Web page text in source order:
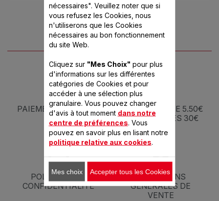
PAIEMENT SÉCURISÉ
5 J À PARTIR DE 5.50€
- OFFERTE DÈS 30€
POLITIQUE DE
CONFIDENTIALITÉ
CONDITIONS
GÉNÉRALES DE
VENTE
nécessaires". Veuillez noter que si
vous refusez les Cookies, nous
n'utiliserons que les Cookies
nécessaires au bon fonctionnement
du site Web.
Cliquez sur "Mes Choix" pour plus
d'informations sur les différentes
catégories de Cookies et pour
accéder à une sélection plus
granulaire. Vous pouvez changer
d'avis à tout moment dans notre
centre de préférences . Vous
pouvez en savoir plus en lisant notre
politique relative aux cookies
Mes choix Accepter tous les Cookies